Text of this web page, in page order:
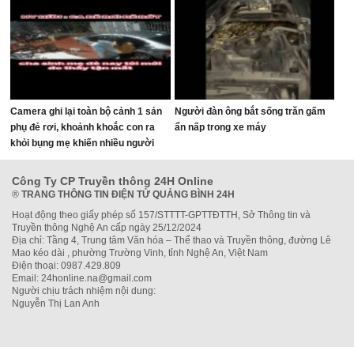
Camera ghi lại toàn bộ cảnh 1 sản
phụ đẻ rơi, khoảnh khoắc con ra
khỏi bụng mẹ khiến nhiều người
thót tim
Người đàn ông bắt sống trăn gấm
ẩn nấp trong xe máy
Công Ty CP Truyền thông 24H Online
® TRANG THÔNG TIN ĐIỆN TỬ QUẢNG BÌNH 24H
Hoạt động theo giấy phép số 157/STTTT-GPTTĐTTH, Sở Thông tin và
Truyền thông Nghệ An cấp ngày 25/12/2024
Địa chỉ: Tầng 4, Trung tâm Văn hóa – Thể thao và Truyền thông, đường Lê
Mao kéo dài , phường Trường Vinh, tỉnh Nghệ An, Việt Nam
Điện thoại: 0987.429.809
Email: 24honline.na@gmail.com
Người chịu trách nhiệm nội dung:
Nguyễn Thị Lan Anh